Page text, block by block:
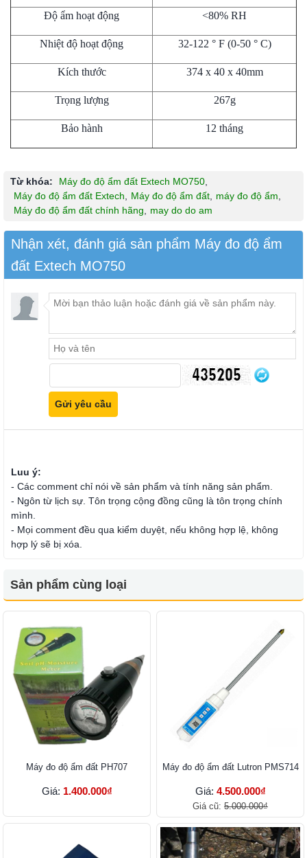
Độ ẩm hoạt động <80% RH
Nhiệt độ hoạt động 32-122 ° F (0-50 ° C)
Kích thước 374 x 40 x 40mm
Trọng lượng 267g
Bảo hành 12 tháng
Từ khóa: Máy đo độ ẩm đất Extech MO750
Máy đo độ ẩm đất Extech
Máy đo độ ẩm đất máy đo độ ẩm
Máy đo độ ẩm đất chính hãng
may do do am
Nhận xét, đánh giá sản phẩm Máy đo độ ẩm
đất Extech MO750
Luu ý:
- Các comment chỉ nói về sản phẩm và tính năng sản phẩm.
- Ngôn từ lịch sự. Tôn trọng cộng đồng cũng là tôn trọng chính
mình.
- Mọi comment đều qua kiểm duyệt, nếu không hợp lệ, không
hợp lý sẽ bị xóa.
Sản phẩm cùng loại
Máy đo độ ẩm đất PH707
Giá: 1.400.000₫
Máy đo độ ẩm đất Lutron PMS714
Giá: 4.500.000₫
Giá cũ: 5.000.000₫